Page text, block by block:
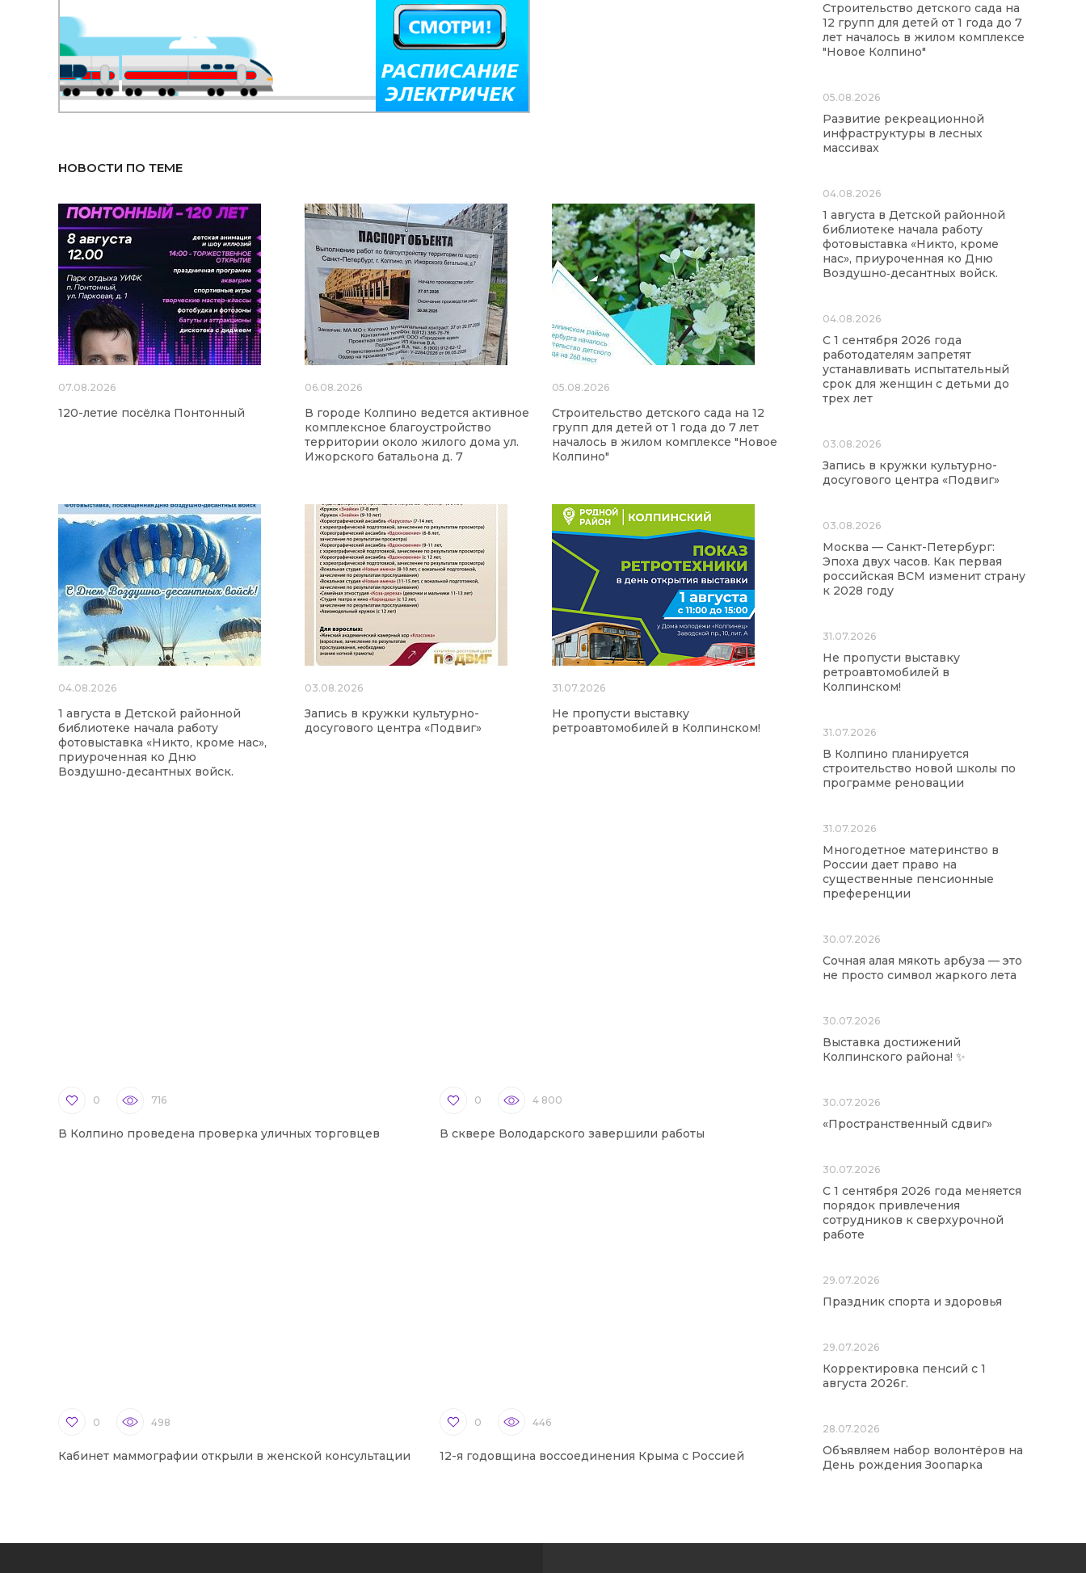
НОВОСТИ ПО ТЕМЕ
07.08.2026
120-летие посёлка Понтонный
06.08.2026
В городе Колпино ведется активное
комплексное благоустройство
территории около жилого дома ул.
Ижорского батальона д. 7
05.08.2026
Строительство детского сада на 12
групп для детей от 1 года до 7 лет
началось в жилом комплексе "Новое
Колпино"
04.08.2026
1 августа в Детской районной
библиотеке начала работу
фотовыставка «Никто, кроме нас»,
приуроченная ко Дню
Воздушно‑десантных войск.
03.08.2026
Запись в кружки культурно-
досугового центра «Подвиг»
31.07.2026
Не пропусти выставку
ретроавтомобилей в Колпинском!
0 716
В Колпино проведена проверка уличных торговцев
0 4 800
В сквере Володарского завершили работы
0 498
Кабинет маммографии открыли в женской консультации
0 446
12-я годовщина воссоединения Крыма с Россией
Строительство детского сада на
12 групп для детей от 1 года до 7
лет началось в жилом комплексе
"Новое Колпино"
05.08.2026
Развитие рекреационной
инфраструктуры в лесных
массивах
04.08.2026
1 августа в Детской районной
библиотеке начала работу
фотовыставка «Никто, кроме
нас», приуроченная ко Дню
Воздушно‑десантных войск.
04.08.2026
С 1 сентября 2026 года
работодателям запретят
устанавливать испытательный
срок для женщин с детьми до
трех лет
03.08.2026
Запись в кружки культурно-
досугового центра «Подвиг»
03.08.2026
Москва — Санкт-Петербург:
Эпоха двух часов. Как первая
российская ВСМ изменит страну
к 2028 году
31.07.2026
Не пропусти выставку
ретроавтомобилей в
Колпинском!
31.07.2026
В Колпино планируется
строительство новой школы по
программе реновации
31.07.2026
Многодетное материнство в
России дает право на
существенные пенсионные
преференции
30.07.2026
Сочная алая мякоть арбуза — это
не просто символ жаркого лета
30.07.2026
Выставка достижений
Колпинского района! ✨
30.07.2026
«Пространственный сдвиг»
30.07.2026
С 1 сентября 2026 года меняется
порядок привлечения
сотрудников к сверхурочной
работе
29.07.2026
Праздник спорта и здоровья
29.07.2026
Корректировка пенсий с 1
августа 2026г.
28.07.2026
Объявляем набор волонтёров на
День рождения Зоопарка